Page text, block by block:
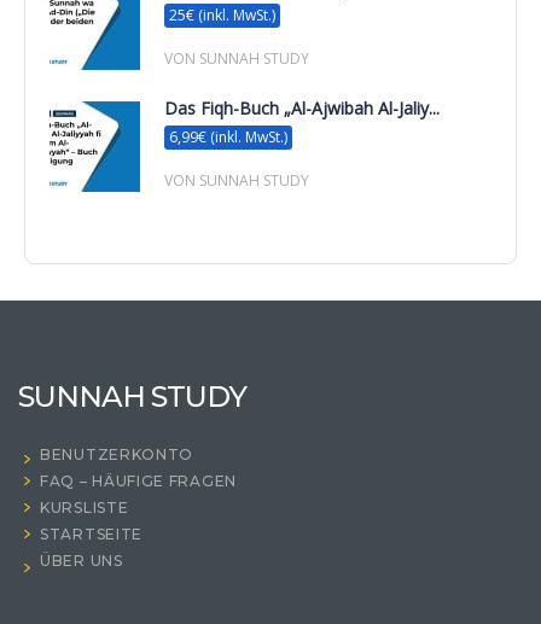
25€ (inkl. MwSt.)
VON SUNNAH STUDY
Das Fiqh-Buch „Al-Ajwibah Al-Jaliy...
6,99€ (inkl. MwSt.)
VON SUNNAH STUDY
SUNNAH STUDY
BENUTZERKONTO
FAQ – HÄUFIGE FRAGEN
KURSLISTE
STARTSEITE
ÜBER UNS